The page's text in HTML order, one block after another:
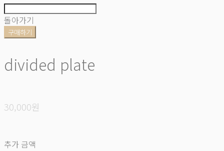
돌아가기
구매하기
divided plate
30,000원
추가 금액